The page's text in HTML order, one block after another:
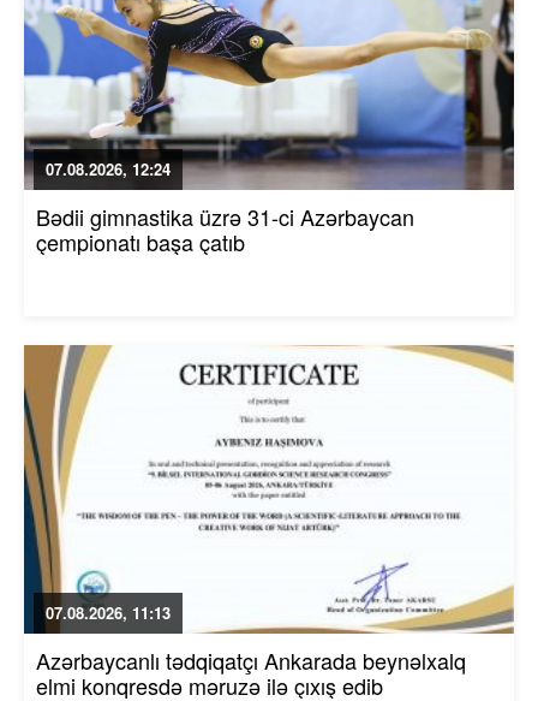
07.08.2026, 12:24
Bədii gimnastika üzrə 31-ci Azərbaycan
çempionatı başa çatıb
07.08.2026, 11:13
Azərbaycanlı tədqiqatçı Ankarada beynəlxalq
elmi konqresdə məruzə ilə çıxış edib